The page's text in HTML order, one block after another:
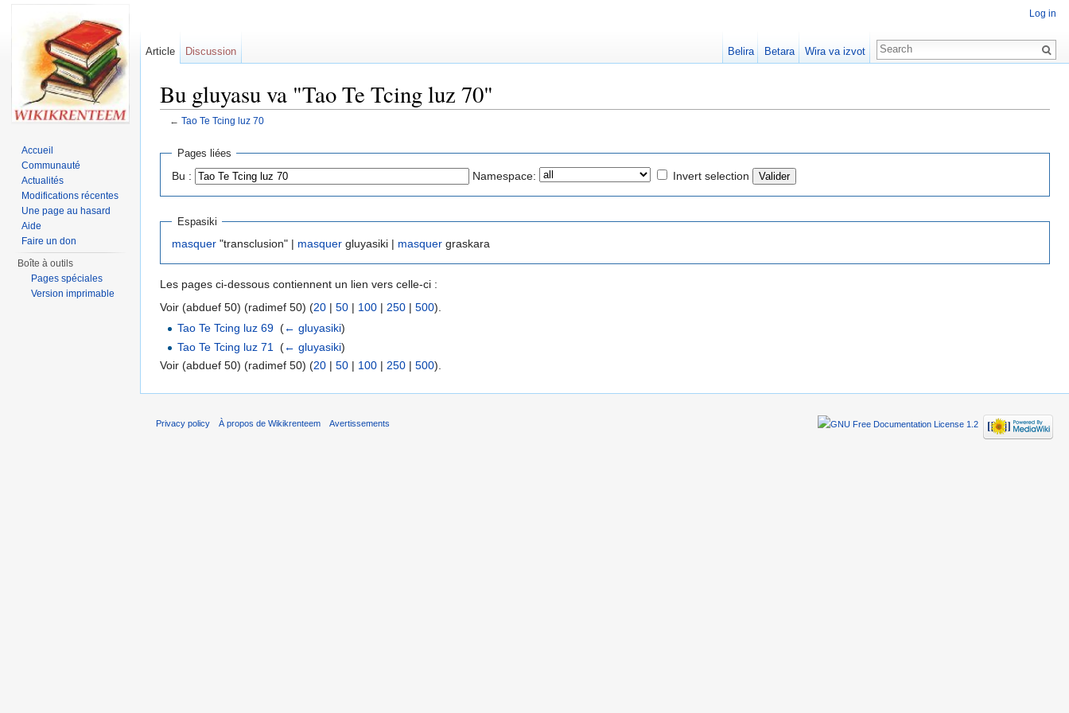
Bu gluyasu va "Tao Te Tcing luz 70"
← Tao Te Tcing luz 70
Pages liées
Bu : Namespace: Invert selection
Espasiki
masquer "transclusion" | masquer gluyasiki | masquer graskara
Les pages ci-dessous contiennent un lien vers celle-ci :
Voir (abduef 50) (radimef 50) (20 | 50 | 100 | 250 | 500).
Tao Te Tcing luz 69 (← gluyasiki)
Tao Te Tcing luz 71
(← gluyasiki)
Voir (abduef 50) (radimef 50) (20 | 50 | 100 | 250 | 500).
Log in
Article Discussion Belira Betara Wira va izvot
Accueil
Communauté
Actualités
Modifications récentes
Une page au hasard
Aide
Faire un don
Boîte à outils
Pages spéciales
Version imprimable
Privacy policy À propos de Wikikrenteem Avertissements